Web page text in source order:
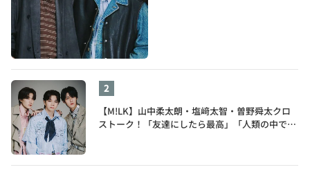
【M!LK】山中柔太朗・塩﨑太智・曽野舜太クロ
ストーク！「友達にしたら最高」「人類の中で桁